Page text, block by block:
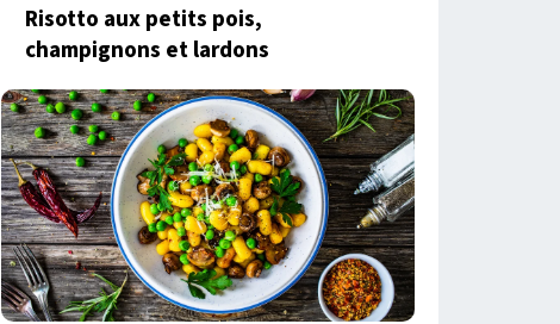
Risotto aux petits pois,
champignons et lardons